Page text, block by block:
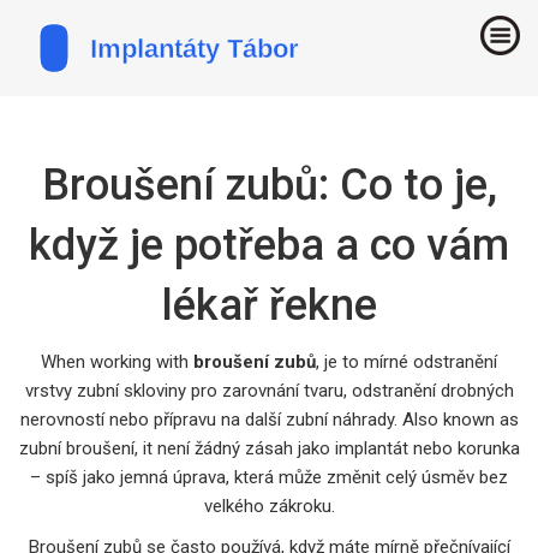
Broušení zubů: Co to je,
když je potřeba a co vám
lékař řekne
When working with broušení zubů, je to mírné odstranění
vrstvy zubní skloviny pro zarovnání tvaru, odstranění drobných
nerovností nebo přípravu na další zubní náhrady. Also known as
zubní broušení, it není žádný zásah jako implantát nebo korunka
– spíš jako jemná úprava, která může změnit celý úsměv bez
velkého zákroku.
Broušení zubů se často používá, když máte mírně přečnívající